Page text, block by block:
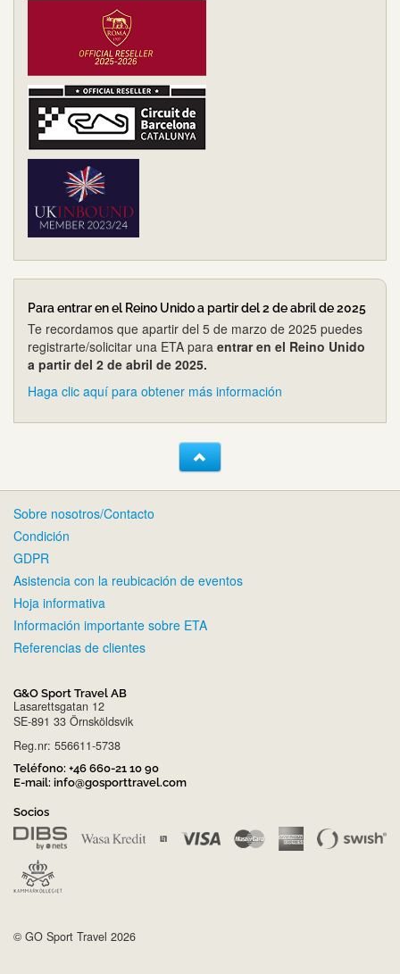
Para entrar en el Reino Unido a partir del 2 de abril de 2025
Te recordamos que apartir del 5 de marzo de 2025 puedes
registrarte/solicitar una ETA para entrar en el Reino Unido
a partir del 2 de abril de 2025.
Haga clic aquí para obtener más información
Sobre nosotros/Contacto
Condición
GDPR
Asistencia con la reubicación de eventos
Hoja informativa
Información importante sobre ETA
Referencias de clientes
G&O Sport Travel AB
Lasarettsgatan 12
SE-891 33 Örnsköldsvik
Reg.nr: 556611-5738
Teléfono: +46 660-21 10 90
E-mail: info@gosporttravel.com
Socios
© GO Sport Travel 2026